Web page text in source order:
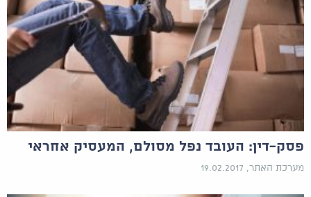
פסק-דין: העובד נפל מסולם, המעסיק אחראי
מערכת האתר, 19.02.2017